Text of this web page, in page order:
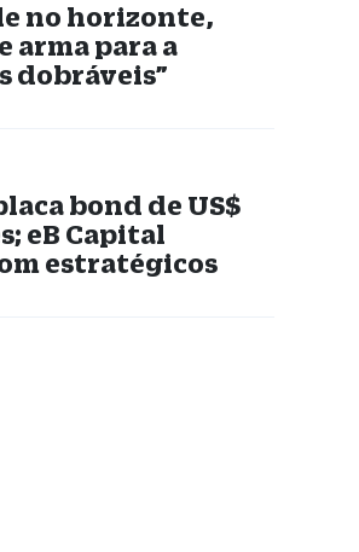
no horizonte,
arma para a
dobráveis”
bond de US$
eB Capital
estratégicos